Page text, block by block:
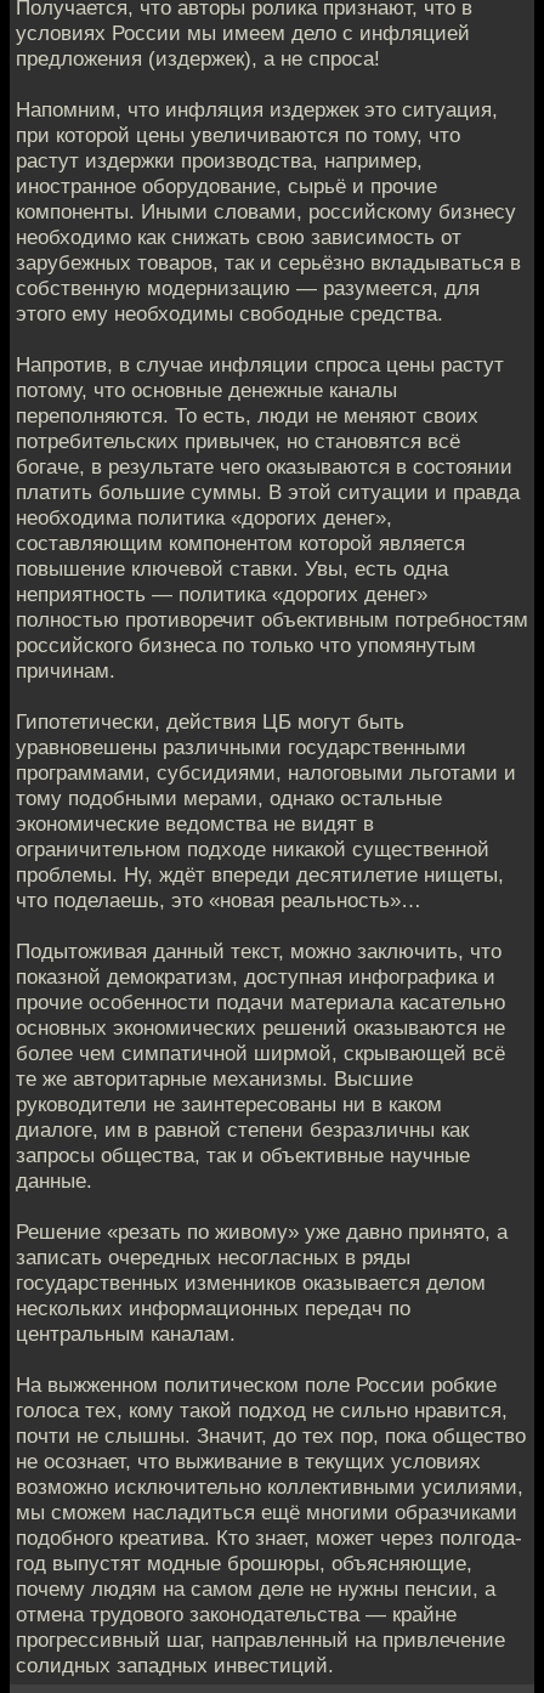
Получается, что авторы ролика признают, что в
условиях России мы имеем дело с инфляцией
предложения (издержек), а не спроса!
Напомним, что инфляция издержек это ситуация,
при которой цены увеличиваются по тому, что
растут издержки производства, например,
иностранное оборудование, сырьё и прочие
компоненты. Иными словами, российскому бизнесу
необходимо как снижать свою зависимость от
зарубежных товаров, так и серьёзно вкладываться в
собственную модернизацию — разумеется, для
этого ему необходимы свободные средства.
Напротив, в случае инфляции спроса цены растут
потому, что основные денежные каналы
переполняются. То есть, люди не меняют своих
потребительских привычек, но становятся всё
богаче, в результате чего оказываются в состоянии
платить большие суммы. В этой ситуации и правда
необходима политика «дорогих денег»,
составляющим компонентом которой является
повышение ключевой ставки. Увы, есть одна
неприятность — политика «дорогих денег»
полностью противоречит объективным потребностям
российского бизнеса по только что упомянутым
причинам.
Гипотетически, действия ЦБ могут быть
уравновешены различными государственными
программами, субсидиями, налоговыми льготами и
тому подобными мерами, однако остальные
экономические ведомства не видят в
ограничительном подходе никакой существенной
проблемы. Ну, ждёт впереди десятилетие нищеты,
что поделаешь, это «новая реальность»…
Подытоживая данный текст, можно заключить, что
показной демократизм, доступная инфографика и
прочие особенности подачи материала касательно
основных экономических решений оказываются не
более чем симпатичной ширмой, скрывающей всё
те же авторитарные механизмы. Высшие
руководители не заинтересованы ни в каком
диалоге, им в равной степени безразличны как
запросы общества, так и объективные научные
данные.
Решение «резать по живому» уже давно принято, а
записать очередных несогласных в ряды
государственных изменников оказывается делом
нескольких информационных передач по
центральным каналам.
На выжженном политическом поле России робкие
голоса тех, кому такой подход не сильно нравится,
почти не слышны. Значит, до тех пор, пока общество
не осознает, что выживание в текущих условиях
возможно исключительно коллективными усилиями,
мы сможем насладиться ещё многими образчиками
подобного креатива. Кто знает, может через полгода-
год выпустят модные брошюры, объясняющие,
почему людям на самом деле не нужны пенсии, а
отмена трудового законодательства — крайне
прогрессивный шаг, направленный на привлечение
солидных западных инвестиций.